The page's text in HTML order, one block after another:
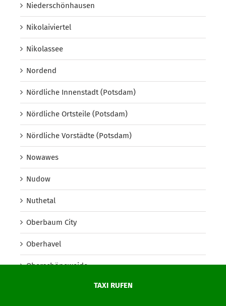
TAXI RUFEN
Niederschönhausen
Nikolaiviertel
Nikolassee
Nordend
Nördliche Innenstadt (Potsdam)
Nördliche Ortsteile (Potsdam)
Nördliche Vorstädte (Potsdam)
Nowawes
Nudow
Nuthetal
Oberbaum City
Oberhavel
Oberschöneweide